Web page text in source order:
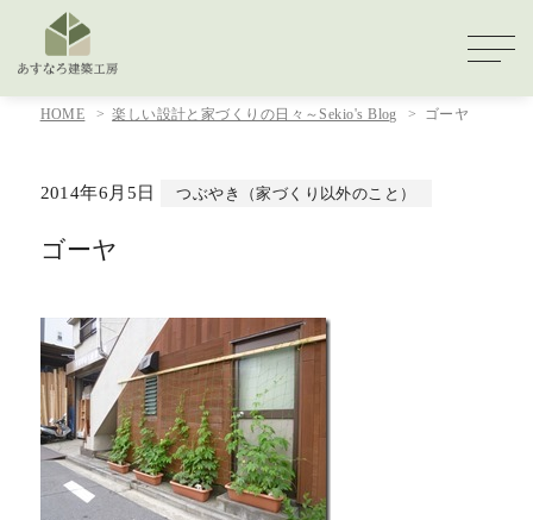
HOME 楽しい設計と家づくりの日々～Sekio's Blog ゴーヤ
2014年6月5日 つぶやき（家づくり以外のこと）
ゴーヤ